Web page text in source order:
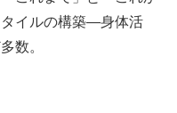
イルの構築―身体活
数。